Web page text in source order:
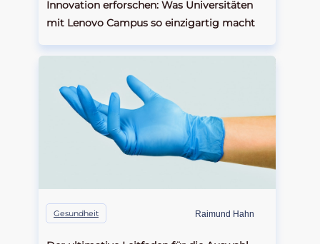
Innovation erforschen: Was Universitäten
mit Lenovo Campus so einzigartig macht
Gesundheit Raimund Hahn